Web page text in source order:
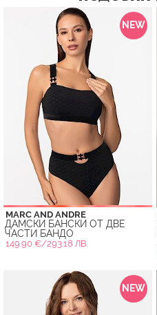
NEW
MARC AND ANDRE
ДАМСКИ БАНСКИ ОТ ДВЕ
ЧАСТИ БАНДО
149.90 €/293.18 ЛВ.
NEW